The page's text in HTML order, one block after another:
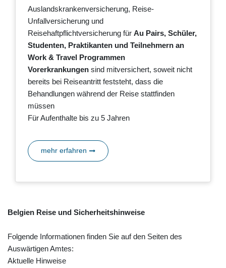
Auslandskrankenversicherung, Reise-
Unfallversicherung und
Reisehaftpflichtversicherung für Au Pairs, Schüler,
Studenten, Praktikanten und Teilnehmern an
Work & Travel Programmen
Vorerkrankungen sind mitversichert, soweit nicht
bereits bei Reiseantritt feststeht, dass die
Behandlungen während der Reise stattfinden
müssen
Für Aufenthalte bis zu 5 Jahren
mehr erfahren
Belgien Reise und Sicherheitshinweise
Folgende Informationen finden Sie auf den Seiten des
Auswärtigen Amtes:
Aktuelle Hinweise